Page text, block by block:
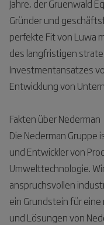
Jahre, der Gruenwald
Gründer und
perfekte Fit von Luwa
des langfristigen
Investmentansatzes
Entwicklung von
Fakten über Nederman
Die Nederman
und Entwickler von
Umwelttechnologie.
anspruchsvollen
ein Grundstein für
und Lösungen von